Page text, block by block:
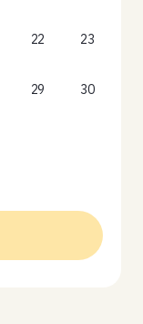
22 23
29 30